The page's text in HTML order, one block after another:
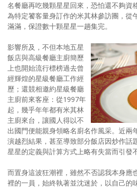
名餐廳再吃幾顆星星回來，恐怕還不夠資
為特定饕客量身訂作的米其林參訪團，從
滿滿，保證數十顆星星一趟集完。
影響所及，不但本地五星
飯店與高級餐廳主廚簡歷
上也開始流行標榜過去曾
經輝煌的星級餐廳工作經
歷；還競相邀約星級餐廳
主廚前來客座：從1997年
起，幾乎年年都有米其林
主廚來台，讓國人得以不
出國門便能親身領略名廚名作風采。近兩
演越烈結果，甚至導致部分飯店因炒作話
星星的定義與計算方式上略有失當而引發
而置身這波狂潮裡，雖然不否認我本身應
裡的一員，始終執著並沈迷於，以自己的